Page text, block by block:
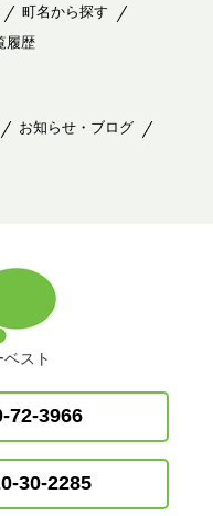
町名から探す
履歴
お知らせ・ブログ
スト
72-3966
30-2285